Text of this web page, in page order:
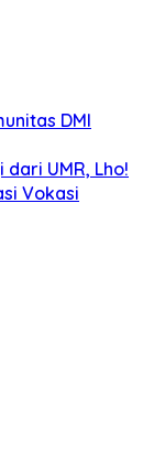
DMI
UMR, Lho!
Vokasi